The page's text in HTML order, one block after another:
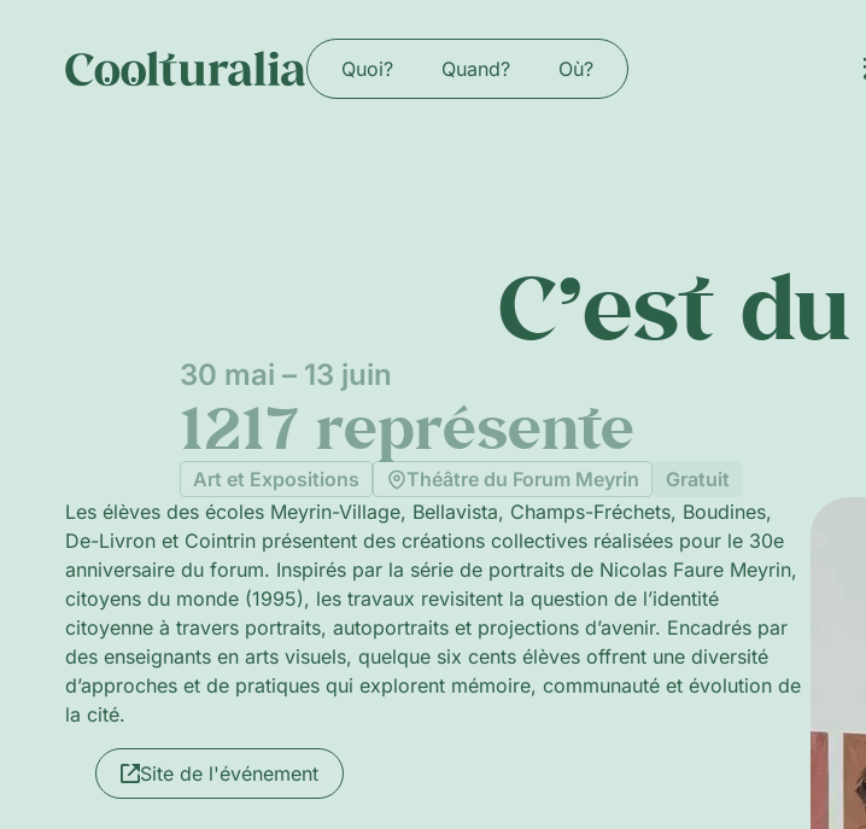
Quoi? Quand? Où?
C’est
30 mai – 13 juin
1217 représente
Art et Expositions Théâtre du Forum Meyrin
Gratuit
Les élèves des écoles Meyrin-Village, Bellavista, Champs-Fréchets, Boudines,
De-Livron et Cointrin présentent des créations collectives réalisées pour le 30e
anniversaire du forum. Inspirés par la série de portraits de Nicolas Faure Meyrin,
citoyens du monde (1995), les travaux revisitent la question de l’identité
citoyenne à travers portraits, autoportraits et projections d’avenir. Encadrés par
des enseignants en arts visuels, quelque six cents élèves offrent une diversité
d’approches et de pratiques qui explorent mémoire, communauté et évolution de
la cité.
Site de l'événement